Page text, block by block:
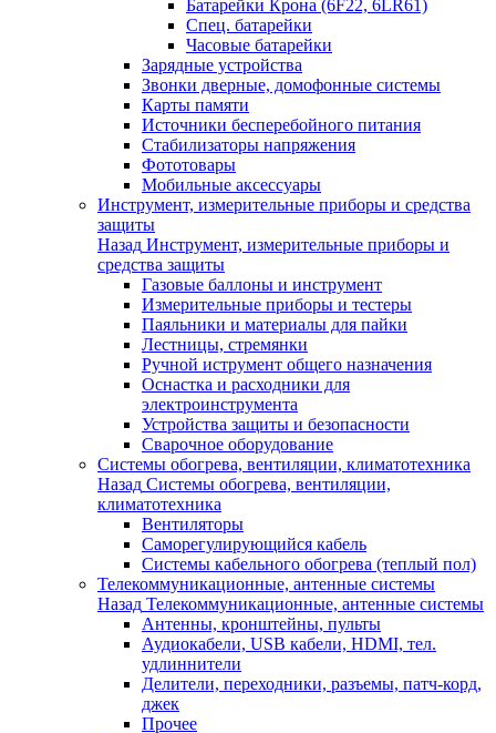
Батарейки Крона (6F22, 6LR61)
Спец. батарейки
Часовые батарейки
Зарядные устройства
Звонки дверные, домофонные системы
Карты памяти
Источники бесперебойного питания
Стабилизаторы напряжения
Фототовары
Мобильные аксессуары
Инструмент, измерительные приборы и средства
защиты
Назад Инструмент, измерительные приборы и
средства защиты
Газовые баллоны и инструмент
Измерительные приборы и тестеры
Паяльники и материалы для пайки
Лестницы, стремянки
Ручной иструмент общего назначения
Оснастка и расходники для
электроинструмента
Устройства защиты и безопасности
Сварочное оборудование
Системы обогрева, вентиляции, климатотехника
Назад Системы обогрева, вентиляции,
климатотехника
Вентиляторы
Саморегулирующийся кабель
Системы кабельного обогрева (теплый пол)
Телекоммуникационные, антенные системы
Назад Телекоммуникационные, антенные системы
Антенны, кронштейны, пульты
Аудиокабели, USB кабели, HDMI, тел.
удлиннители
Делители, переходники, разъемы, патч-корд,
джек
Прочее